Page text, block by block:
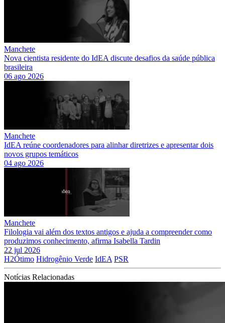
Manchete
Nova cientista residente do IdEA discute desafios da saúde pública
brasileira
06 ago 2026
Manchete
IdEA reúne coordenadores para alinhar diretrizes e apresentar dois
novos grupos temáticos
04 ago 2026
Manchete
Filologia vai além dos textos antigos e ajuda a compreender como
produzimos conhecimento, afirma Isabella Tardin
22 jul 2026
H2Ótimo Hidrogênio Verde IdEA PSR
Notícias Relacionadas